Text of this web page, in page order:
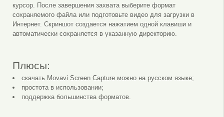
курсор. После завершения захвата выберите формат
сохраняемого файла или подготовьте видео для загрузки в
Интернет. Скриншот создается нажатием одной клавиши и
автоматически сохраняется в указанную директорию.
Плюсы:
скачать Movavi Screen Capture можно на русском языке;
простота в использовании;
поддержка большинства форматов.